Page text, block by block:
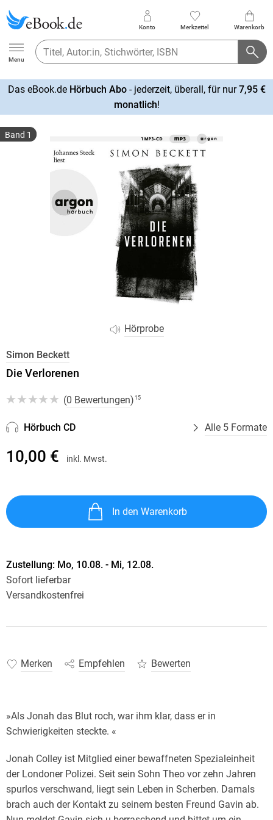
Ebook.de
Menu
Konto Merkzettel Warenkorb
Das eBook.de Hörbuch Abo- jederzeit, überall, für nur7,95 €
monatlich!
Hörprobe
Band 1
Simon Beckett
Die Verlorenen
(0 Bewertungen) 15
Hörbuch CD Alle 5 Formate
10,00 € inkl. Mwst.
In den Warenkorb
Zustellung: Mo, 10.08. - Mi, 12.08.
Sofort lieferbar
Versandkostenfrei
Merken Empfehlen Bewerten
»Als Jonah das Blut roch, war ihm klar, dass er in
Schwierigkeiten steckte. «
Jonah Colley ist Mitglied einer bewaffneten Spezialeinheit
der Londoner Polizei. Seit sein Sohn Theo vor zehn Jahren
spurlos verschwand, liegt sein Leben in Scherben. Damals
brach auch der Kontakt zu seinem besten Freund Gavin ab.